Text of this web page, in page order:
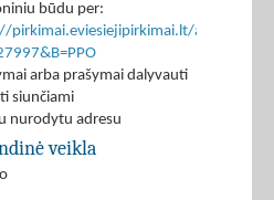
būdu per:
pirkimai.eviesiejipirkimai.lt/app/rfq/
arba prašymai dalyvauti
siunčiami
nurodytu adresu
veikla